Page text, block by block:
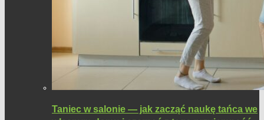
Taniec w salonie — jak zacząć naukę tańca we